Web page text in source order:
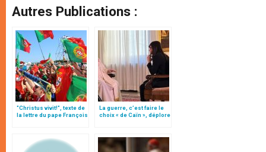
Autres Publications :
"Christus vivit!", texte de
la lettre du pape François
La guerre, c’est faire le
choix « de Caïn », déplore